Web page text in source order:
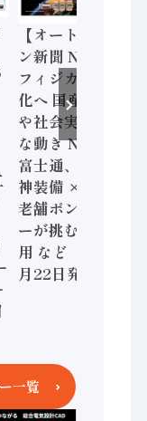
【オートメーショ
ン新聞 No.453】
フィジカルAI本格
化へ 国産AI開発
や社会実装に活発
な動き Noetra、
富士通、日立 / 兵
神装備 × HMS、
老舗ポンプメーカ
ーが挑むデータ活
用 など（2026年7
月22日発行）
一覧